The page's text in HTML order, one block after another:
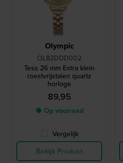
Olympic
OL82DDD002
Tess 26 mm Extra klein
roestvrijstalen quartz
horloge
89,95
● Op voorraad
Vergelijk
Bekijk Product